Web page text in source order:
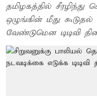
தமிழகத்தில் சீரழிந்து
ஒழுங்கின் மீது
வேண்டுமென டிடிவி